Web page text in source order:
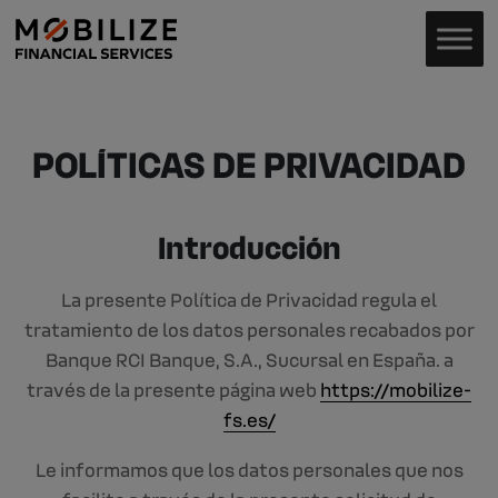
POLÍTICAS DE PRIVACIDAD
Introducción
La presente Política de Privacidad regula el
tratamiento de los datos personales recabados por
Banque RCI Banque, S.A., Sucursal en España. a
través de la presente página web https://mobilize-
fs.es/
Le informamos que los datos personales que nos